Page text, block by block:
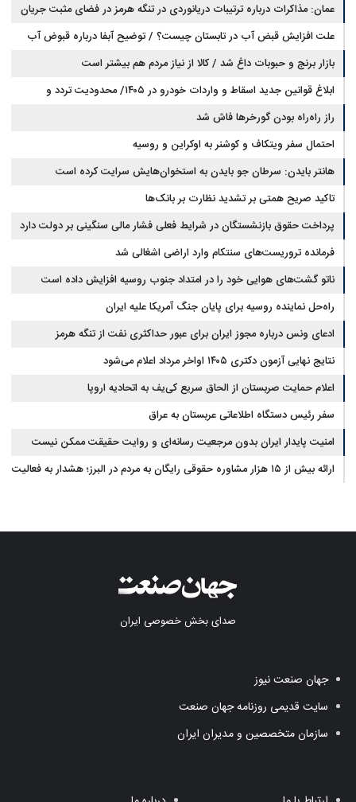
عمان: مذاکرات درباره ترتیبات دریانوردی در تنگه هرمز در فضای مثبت جریان
دارد
علت افزایش قبض آب در تابستان چیست؟ / توضیح آبفا درباره قبوض آب
بازار برنج و حبوبات داغ شد / کالا از نیاز مردم هم بیشتر است
ابلاغ قوانین جدید اسقاط و واردات خودرو در ۱۴۰۵/ محدودیت تردد و
سوخت‌رسانی به فرسوده‌ها
راز راه‌راه بودن گورخرها فاش شد
احتمال سفر ویتکاف و کوشنر به اوکراین و روسیه
هانتر بایدن: سرطان جو بایدن به استخوان‌هایش سرایت کرده است
تاکید صریح همتی بر تشدید نظارت بر بانک‌ها
پرداخت حقوق بازنشستگان در شرایط فعلی فشار مالی سنگینی بر دولت دارد
فرمانده تروریست‌های سنتکام وارد اراضی اشغالی شد
ناتو گشت‌های هوایی خود را در امتداد جنوب روسیه افزایش داده است
راه‌حل نماینده روسیه برای پایان جنگ آمریکا علیه ایران
ادعای ونس درباره مجوز ایران برای عبور حداکثری نفت از تنگه هرمز
نتایج نهایی آزمون دکتری ۱۴۰۵ اواخر مرداد اعلام می‌شود
اعلام حمایت صربستان از الحاق سریع کی‌یف به اتحادیه اروپا
سفر رئیس دستگاه اطلاعاتی عربستان به عراق
امنیت پایدار ایران بدون مرجعیت رسانه‌ای و روایت حقیقت ممکن نیست
ارائه بیش از ۱۵ هزار مشاوره حقوقی رایگان به مردم در البرز؛ هشدار به فعالیت
صدای بخش خصوصی ایران
جهان صنعت نیوز
سایت قدیمی روزنامه جهان صنعت
سازمان متخصصین و مدیران ایران